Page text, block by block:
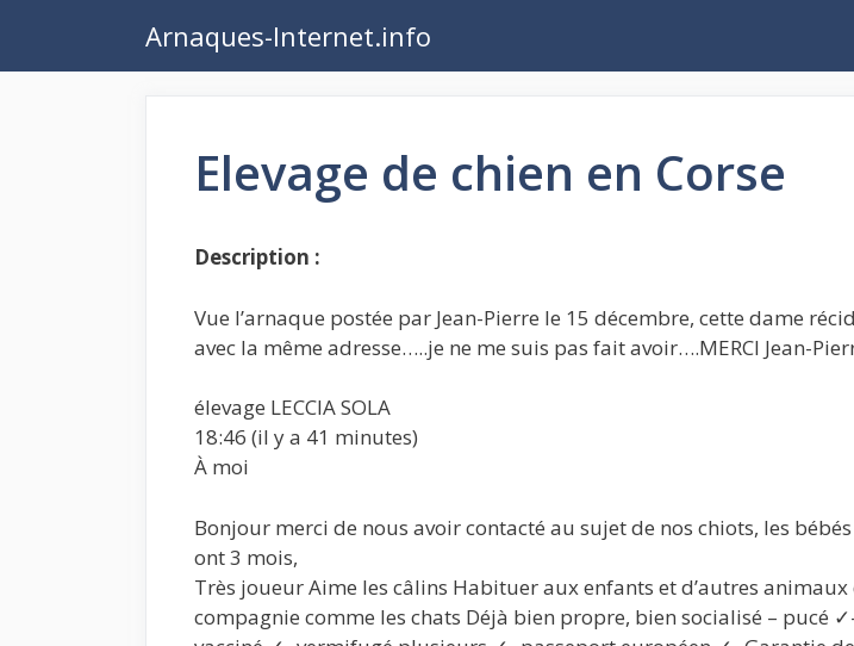
contenu
Arnaques-Internet.info
Elevage de chien en Corse
Description :
Vue l’arnaque postée par Jean-Pierre le 15 décembre, cette dame
avec la même adresse…..je ne me suis pas fait avoir….MERCI Jean-
élevage LECCIA SOLA
18:46 (il y a 41 minutes)
À moi
Bonjour merci de nous avoir contacté au sujet de nos chiots, les bébés
ont 3 mois,
Très joueur Aime les câlins Habituer aux enfants et d’autres animaux
compagnie comme les chats Déjà bien propre, bien socialisé – pucé